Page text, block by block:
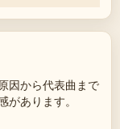
因から代表曲まで
があります。